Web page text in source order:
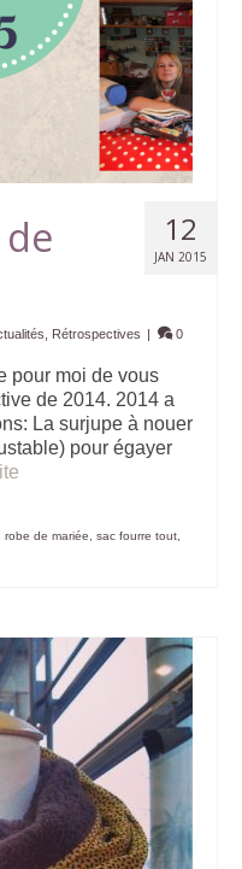
12
JAN 2015
Rétrospectives | 0
pour moi de vous
de 2014. 2014 a
La surjupe à nouer
pour égayer
robe de mariée sac fourre tout